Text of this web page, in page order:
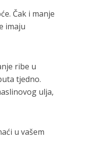
Čak i manje
imaju
ribe u
tjedno.
ulja,
u vašem